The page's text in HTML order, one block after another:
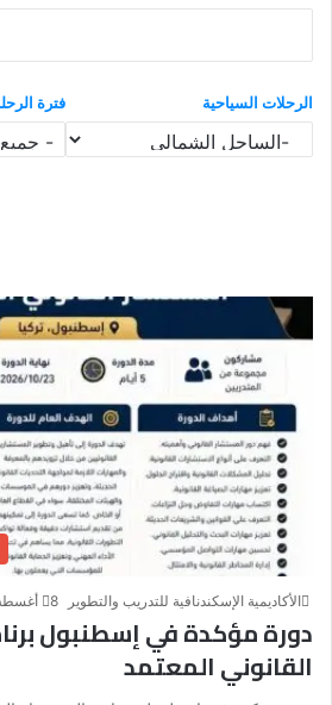
الرحلات السياحية فترة
الأكاديمية الإسكندنافية للتدريب والتطوير 8 أغسطس، 2026
دورة مؤكدة في إسطنبول
القانوني المعتمد